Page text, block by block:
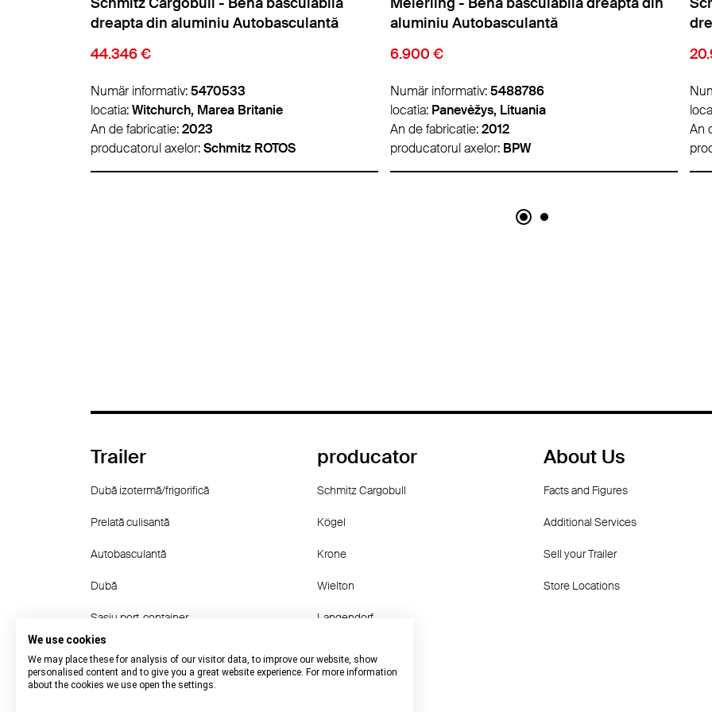
aluminiu Autobasculantă
6.900 €
Numär informativ:5488786
locatia:Panevėžys, Lituania
An de fabricatie:2012
producatorul axelor:BPW
dreapta din aluminiu Autobasculantă
20.950 €
Numär informativ:5489096
locatia: Lyon, Franța
An de fabricatie:2019
producatorul axelor: Schmitz ROTOS
An
Trailer
Dubă izotermă/frigorifică
Prelată culisantă
Autobasculantă
Dubă
Şasiu port-container
producator
Schmitz Cargobull
Kögel
Krone
Wielton
Langendorf
About Us
Facts and Figures
Additional Services
Sell your Trailer
Store Locations
We use cookies
We may place these for analysis of our visitor data, to improve our website, show
personalised content and to give you a great website experience. For more information
about the cookies we use open the settings.